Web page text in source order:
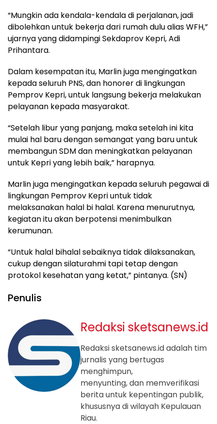
“Mungkin ada kendala-kendala di perjalanan, jadi
dibolehkan untuk bekerja dari rumah dulu alias WFH,”
ujarnya yang didampingi Sekdaprov Kepri, Adi
Prihantara.
Dalam kesempatan itu, Marlin juga mengingatkan
kepada seluruh PNS, dan honorer di lingkungan
Pemprov Kepri, untuk langsung bekerja melakukan
pelayanan kepada masyarakat.
“Setelah libur yang panjang, maka setelah ini kita
mulai hal baru dengan semangat yang baru untuk
membangun SDM dan meningkatkan pelayanan
untuk Kepri yang lebih baik,” harapnya.
Marlin juga mengingatkan kepada seluruh pegawai di
lingkungan Pemprov Kepri untuk tidak
melaksanakan halal bi halal. Karena menurutnya,
kegiatan itu akan berpotensi menimbulkan
kerumunan.
“Untuk halal bihalal sebaiknya tidak dilaksanakan,
cukup dengan silaturahmi tapi tetap dengan
protokol kesehatan yang ketat,” pintanya. (SN)
Penulis
Redaksi sketsanews.id
Redaksi sketsanews.id adalah tim
jurnalis yang bertugas
menghimpun,
menyunting, dan memverifikasi
berita untuk kepentingan publik,
khususnya di wilayah Kepulauan
Riau.